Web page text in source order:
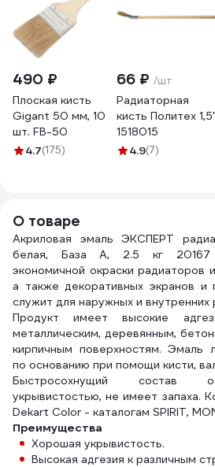
490 ₽
Плоская кисть
Gigant 50 мм, 10
шт. FB-50
4.7(175)
66 ₽ /шт
Радиаторная
кисть Политех 1,5"
1518015
4.9(7)
О товаре
Акриловая эмаль ЭКСПЕРТ
белая, База А, 2.5 кг 20167
экономичной окраски радиаторов
а также декоративных экранов и
служит для наружных и внутренних
Продукт имеет высокие
металлическим, деревянным,
кирпичным поверхностям. Эмаль
по основанию при помощи кисти,
Быстросохнущий состав
укрывистостью, не имеет запаха.
Dekart Color - каталогам SPIRIT,
Преимущества
Хорошая укрывистость.
Высокая адгезия к различным